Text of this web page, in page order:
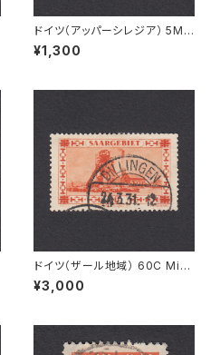
ドイツ（アッパーシレジア） 5M
Mi#29 使用済み切手｜MYSL
OWITZ 10.12.1921
¥1,300
ドイツ（ザール地域） 60C Mi#1
43 使用済み切手｜DILLINGE
N 24.3.1931
¥3,000